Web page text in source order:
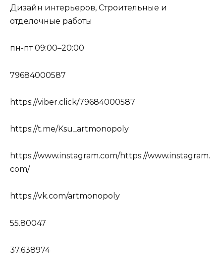
Дизайн интерьеров, Строительные и
отделочные работы
пн-пт 09:00–20:00
79684000587
https://viber.click/79684000587
https://t.me/Ksu_artmonopoly
https://www.instagram.com/https://www.instagram.
com/
https://vk.com/artmonopoly
55.80047
37.638974